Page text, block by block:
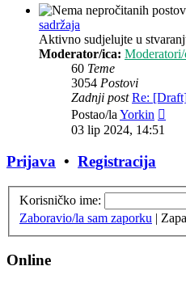
sadržaja
Aktivno sudjelujte u
Moderator/ica: Moderatori/
60 Teme
3054 Postovi
Zadnji post Re:
Postao/laYorkin
03 lip 2024, 14:51
Prijava • Registracija
Korisničko ime:
Zaboravio/la sam zaporku |
Online